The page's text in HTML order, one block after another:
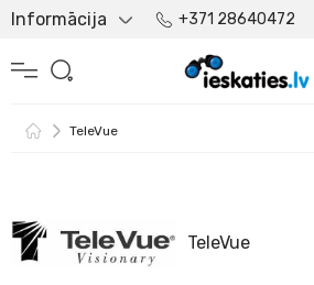
Informācija +371 28640472
TeleVue
TeleVue